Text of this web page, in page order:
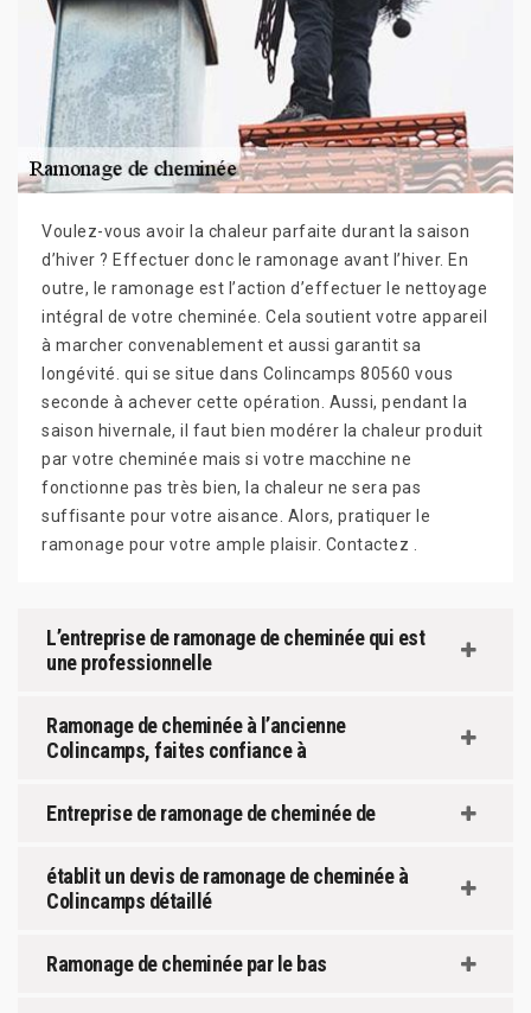
Voulez-vous avoir la chaleur parfaite durant la saison
d’hiver ? Effectuer donc le ramonage avant l’hiver. En
outre, le ramonage est l’action d’effectuer le nettoyage
intégral de votre cheminée. Cela soutient votre appareil
à marcher convenablement et aussi garantit sa
longévité. qui se situe dans Colincamps 80560 vous
seconde à achever cette opération. Aussi, pendant la
saison hivernale, il faut bien modérer la chaleur produit
par votre cheminée mais si votre macchine ne
fonctionne pas très bien, la chaleur ne sera pas
suffisante pour votre aisance. Alors, pratiquer le
ramonage pour votre ample plaisir. Contactez .
L’entreprise de ramonage de cheminée qui est
une professionnelle
Ramonage de cheminée à l’ancienne
Colincamps, faites confiance à
Entreprise de ramonage de cheminée de
établit un devis de ramonage de cheminée à
Colincamps détaillé
Ramonage de cheminée par le bas